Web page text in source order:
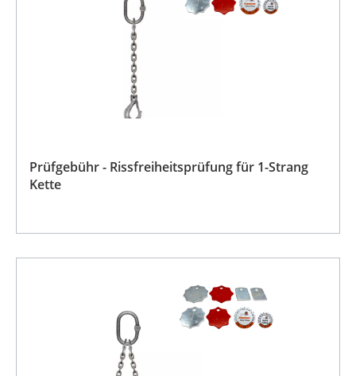
Prüfgebühr - Rissfreiheitsprüfung für 1-Strang
Kette